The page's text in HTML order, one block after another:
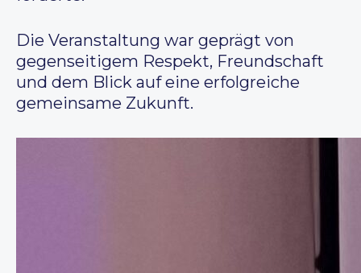
Die Veranstaltung war geprägt von
gegenseitigem Respekt, Freundschaft
und dem Blick auf eine erfolgreiche
gemeinsame Zukunft.